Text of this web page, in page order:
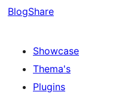
BlogShare
Showcase
Thema's
Plugins